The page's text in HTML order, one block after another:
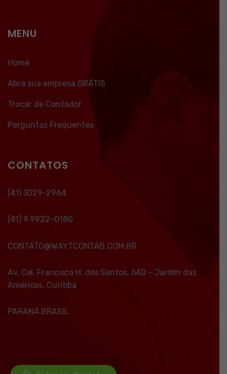
MENU
Home
Abra sua empresa GRÁTIS
Trocar de Contador
Perguntas Frequentes
CONTATOS
(41) 3029-2964
(41) 9 9922-0180
CONTATO@WAYTCONTAB.COM.BR
Av. Cel. Francisco H. dos Santos, 640 – Jardim das
Américas, Curitiba
PARANÁ BRASIL